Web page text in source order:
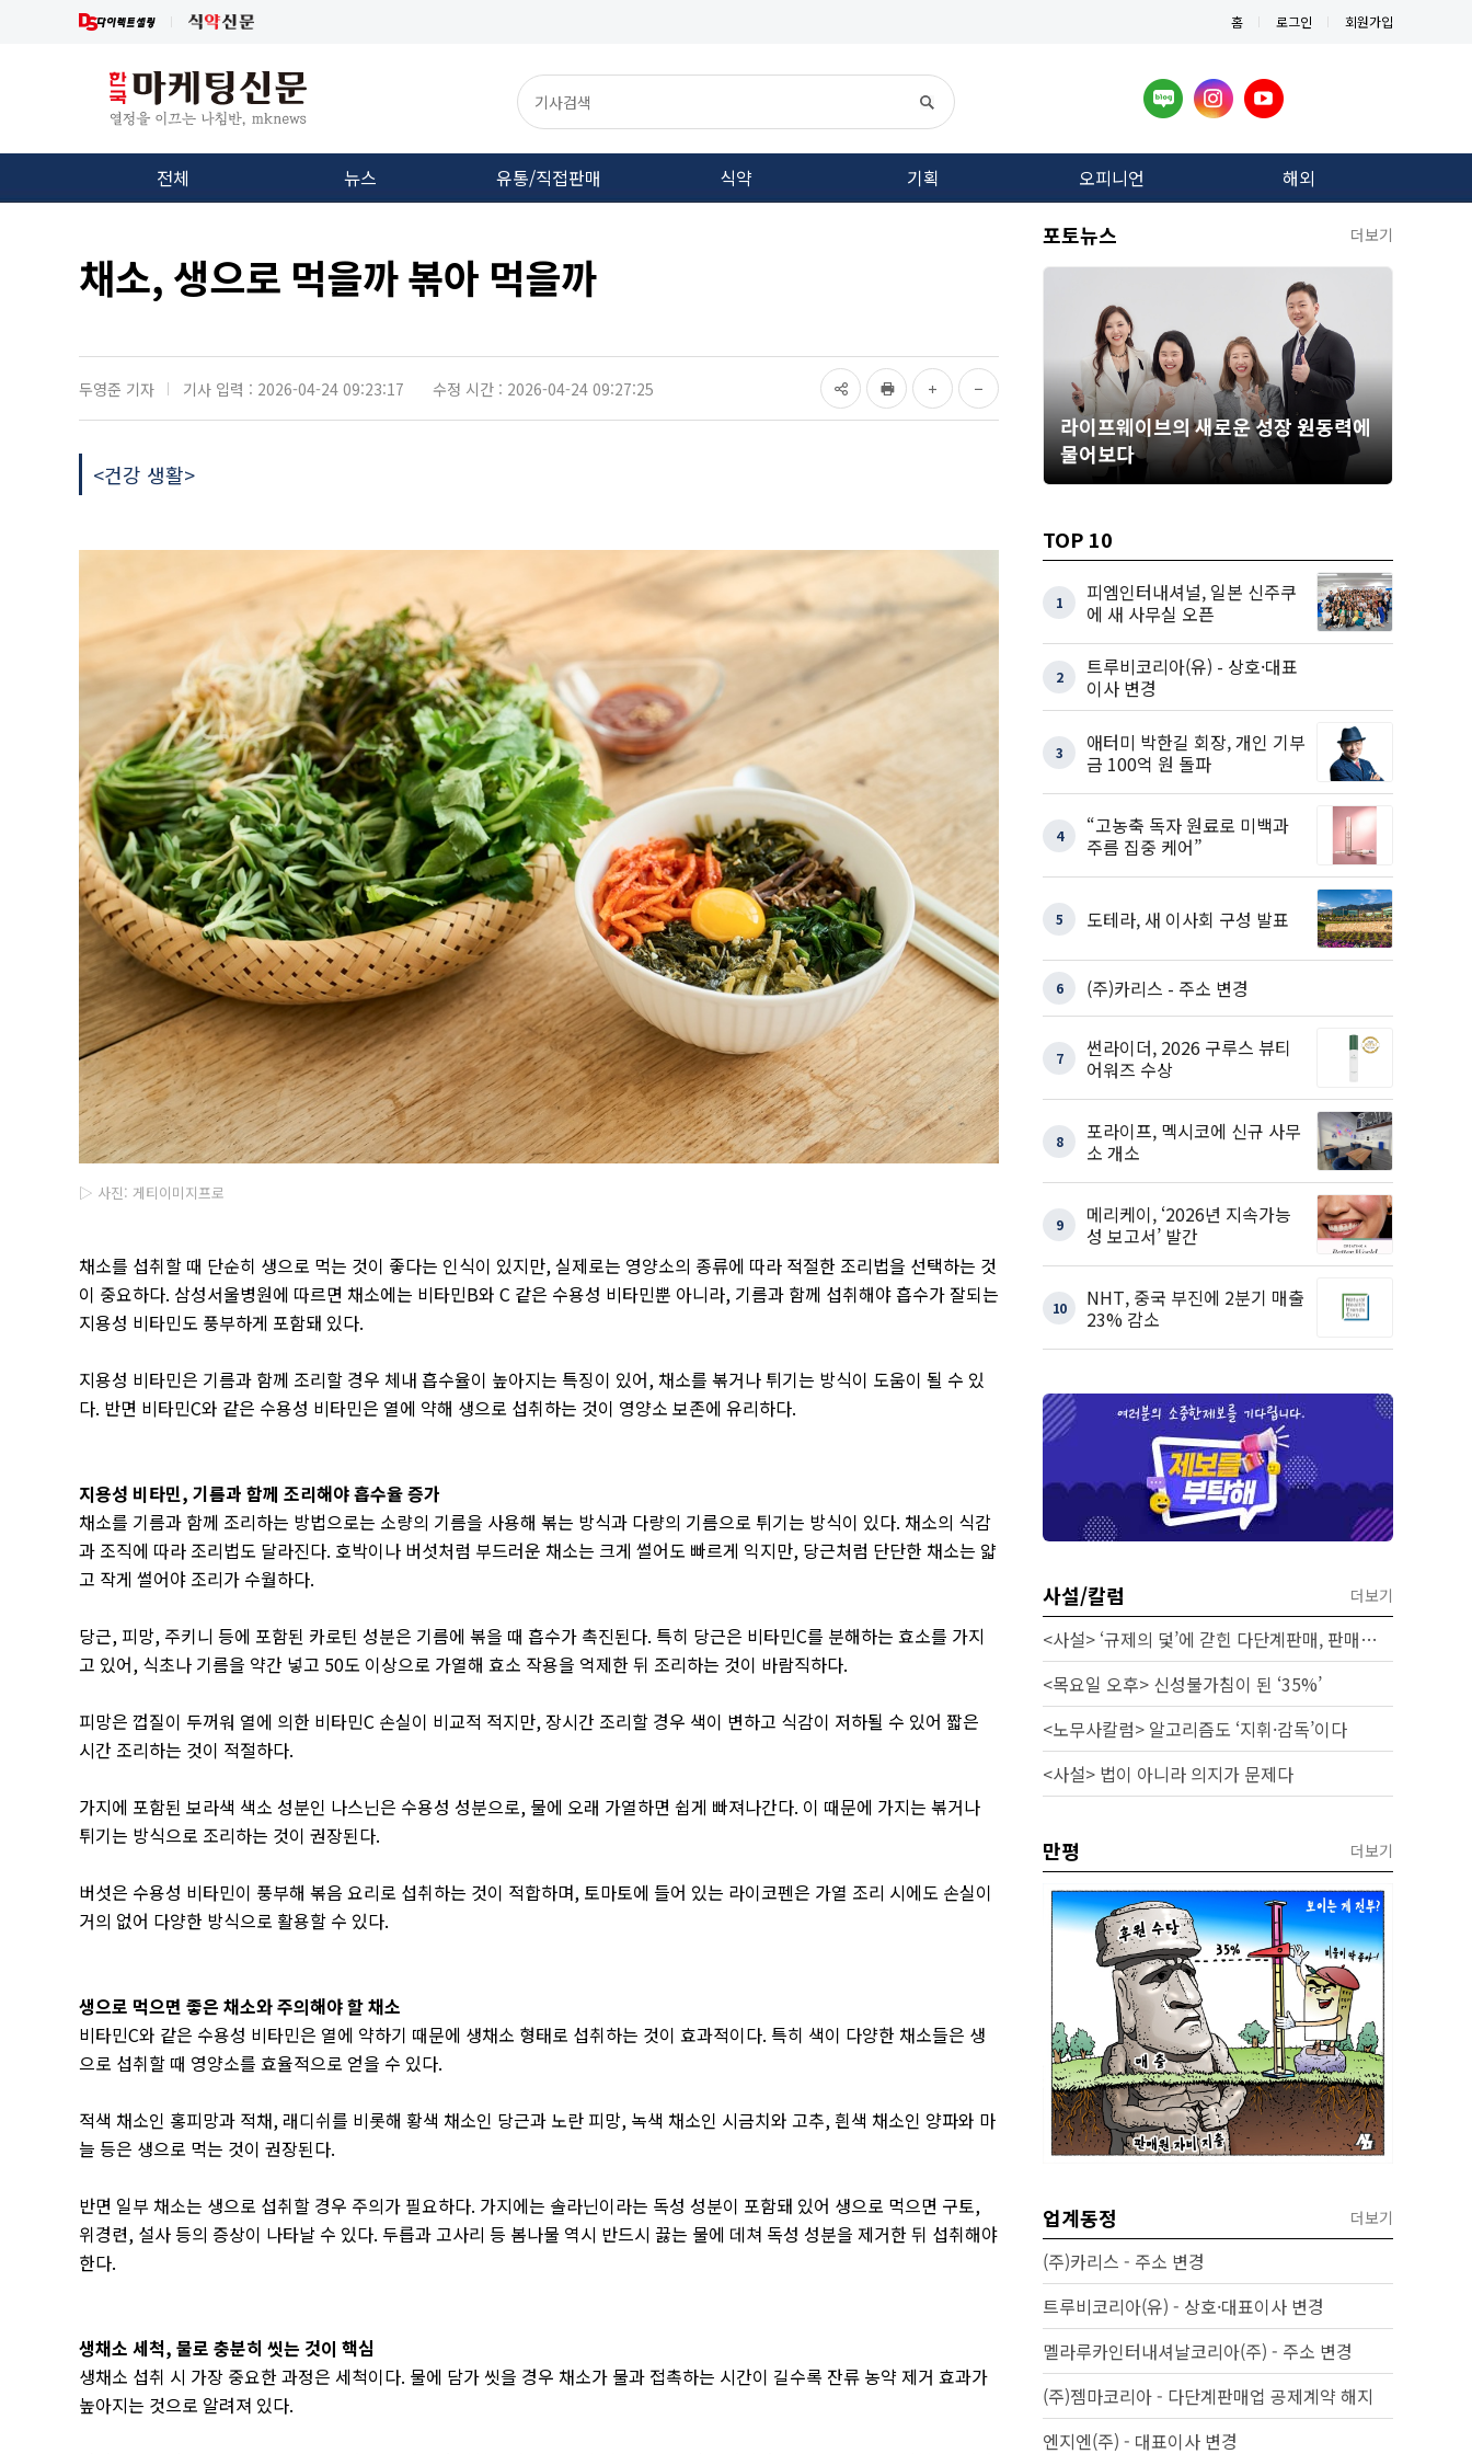
홈 로그인 회원가입
전체 뉴스 유통/직접판매 식약 기획 오피니언 해외
채소, 생으로 먹을까 볶아 먹을까
두영준 기자 기사 입력 : 2026-04-24 09:23:17 수정 시간 : 2026-04-24 09:27:25
<건강 생활>
▷ 사진: 게티이미지프로
채소를 섭취할 때 단순히 생으로 먹는 것이 좋다는 인식이 있지만,실제로는 영양소의 종류에 따라 적절한 조리법을 선택하는 것
이 중요하다. 삼성서울병원에 따르면 채소에는 비타민B와 C 같은 수용성 비타민뿐 아니라, 기름과 함께 섭취해야 흡수가 잘되는
지용성 비타민도 풍부하게 포함돼 있다.
지용성 비타민은 기름과 함께 조리할 경우 체내 흡수율이 높아지는 특징이 있어, 채소를 볶거나 튀기는 방식이 도움이 될 수 있
다. 반면 비타민C와 같은 수용성 비타민은 열에 약해 생으로 섭취하는 것이 영양소 보존에 유리하다.
지용성 비타민, 기름과 함께 조리해야 흡수율 증가
채소를 기름과 함께 조리하는 방법으로는 소량의 기름을 사용해 볶는 방식과 다량의 기름으로 튀기는 방식이 있다. 채소의 식감
과 조직에 따라 조리법도 달라진다. 호박이나 버섯처럼 부드러운 채소는 크게 썰어도 빠르게 익지만, 당근처럼 단단한 채소는 얇
고 작게 썰어야 조리가 수월하다.
당근, 피망, 주키니 등에 포함된 카로틴 성분은 기름에 볶을 때 흡수가 촉진된다. 특히 당근은 비타민C를 분해하는 효소를 가지
고 있어, 식초나 기름을 약간 넣고 50도 이상으로 가열해 효소 작용을 억제한 뒤 조리하는 것이 바람직하다.
피망은 껍질이 두꺼워 열에 의한 비타민C 손실이 비교적 적지만, 장시간 조리할 경우 색이 변하고 식감이 저하될 수 있어 짧은
시간 조리하는 것이 적절하다.
가지에 포함된 보라색 색소 성분인 나스닌은 수용성 성분으로, 물에 오래 가열하면 쉽게 빠져나간다. 이 때문에 가지는 볶거나
튀기는 방식으로 조리하는 것이 권장된다.
버섯은 수용성 비타민이 풍부해 볶음 요리로 섭취하는 것이 적합하며, 토마토에 들어 있는 라이코펜은 가열 조리 시에도 손실이
거의 없어 다양한 방식으로 활용할 수 있다.
생으로 먹으면 좋은 채소와 주의해야 할 채소
비타민C와 같은 수용성 비타민은 열에 약하기 때문에 생채소 형태로 섭취하는 것이 효과적이다. 특히 색이 다양한 채소들은 생
으로 섭취할 때 영양소를 효율적으로 얻을 수 있다.
적색 채소인 홍피망과 적채, 래디쉬를 비롯해 황색 채소인 당근과 노란 피망, 녹색 채소인 시금치와 고추,흰색 채소인 양파와 마
늘 등은 생으로 먹는 것이 권장된다.
반면 일부 채소는 생으로 섭취할 경우 주의가 필요하다. 가지에는 솔라닌이라는 독성 성분이 포함돼 있어 생으로 먹으면 구토,
위경련, 설사 등의 증상이 나타날 수 있다. 두릅과 고사리 등 봄나물 역시 반드시 끓는 물에 데쳐 독성 성분을 제거한 뒤 섭취해야
한다.
생채소 세척, 물로 충분히 씻는 것이 핵심
생채소 섭취 시 가장 중요한 과정은 세척이다. 물에 담가 씻을 경우 채소가 물과 접촉하는 시간이 길수록 잔류 농약 제거 효과가
높아지는 것으로 알려져 있다.
포토뉴스 더보기
라이프웨이브의 새로운 성장 원동력에
물어보다
TOP 10
1
피엠인터내셔널, 일본 신주쿠
에 새 사무실 오픈
2
트루비코리아(유) - 상호·대표
이사 변경
3
애터미 박한길 회장, 개인 기부
금 100억 원 돌파
4
“고농축 독자 원료로 미백과
주름 집중 케어”
5 도테라, 새 이사회 구성 발표
6 (주)카리스 - 주소 변경
7
썬라이더, 2026 구루스 뷰티
어워즈 수상
8
포라이프, 멕시코에 신규 사무
소 개소
9
메리케이, ‘2026년 지속가능
성 보고서’ 발간
10
NHT, 중국 부진에 2분기 매출
23% 감소
사설/칼럼 더보기
<사설> ‘규제의 덫’에 갇힌 다단계판매, 판매원 보호 시급하다
<목요일 오후> 신성불가침이 된 ‘35%’
<노무사칼럼> 알고리즘도 ‘지휘·감독’이다
<사설> 법이 아니라 의지가 문제다
만평 더보기
업계동정 더보기
(주)카리스 - 주소 변경
트루비코리아(유) - 상호·대표이사 변경
멜라루카인터내셔날코리아(주) - 주소 변경
(주)젬마코리아 - 다단계판매업 공제계약 해지
엔지엔(주) - 대표이사 변경